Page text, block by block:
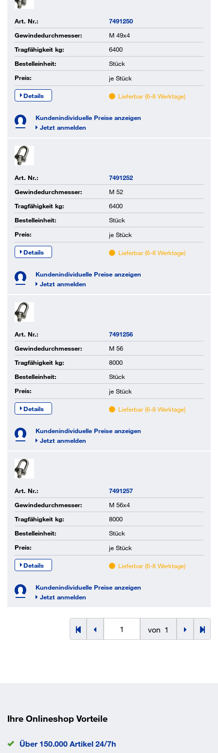
Art. Nr.:
7491250
Gewindedurchmesser:
M 49x4
Tragfähigkeit kg:
6400
Bestelleinheit:
Stück
Preis:
je Stück
Details Lieferbar (6-8 Werktage)
Kundenindividuelle Preise anzeigen
Jetzt anmelden
Art. Nr.:
7491252
Gewindedurchmesser:
M 52
Tragfähigkeit kg:
6400
Bestelleinheit:
Stück
Preis:
je Stück
Details Lieferbar (6-8 Werktage)
Kundenindividuelle Preise anzeigen
Jetzt anmelden
Art. Nr.:
7491256
Gewindedurchmesser:
M 56
Tragfähigkeit kg:
8000
Bestelleinheit:
Stück
Preis:
je Stück
Details Lieferbar (6-8 Werktage)
Kundenindividuelle Preise anzeigen
Jetzt anmelden
Art. Nr.:
7491257
Gewindedurchmesser:
M 56x4
Tragfähigkeit kg:
8000
Bestelleinheit:
Stück
Preis:
je Stück
Details Lieferbar (6-8 Werktage)
Kundenindividuelle Preise anzeigen
Jetzt anmelden
von 1
Ihre Onlineshop Vorteile
Über 150.000 Artikel 24/7h